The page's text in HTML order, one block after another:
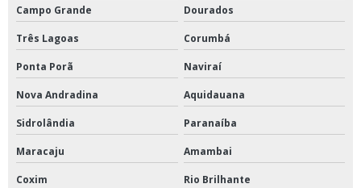
Campo Grande
Dourados
Três Lagoas Corumbá
Ponta Porã Naviraí
Nova Andradina Aquidauana
Sidrolândia Paranaíba
Maracaju Amambai
Coxim Rio Brilhante